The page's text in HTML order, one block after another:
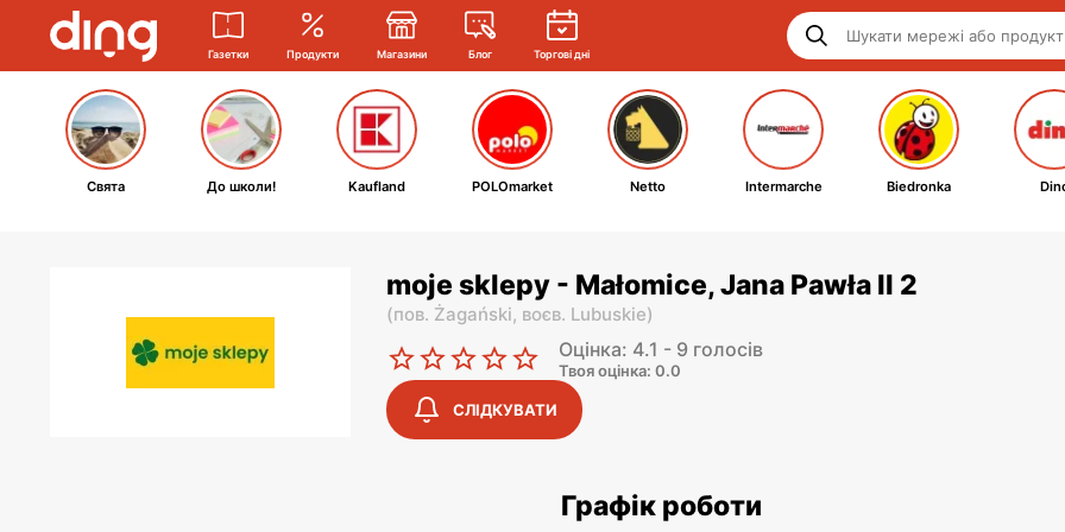
Газетки Продукти Магазини Блог Торгові дні
Свята До школи! Kaufland POLOmarket Netto Intermarche Biedronka
moje sklepy - Małomice, Jana Pawła II 2
(пов. Żagański, воєв. Lubuskie)
Оцінка: 4.1 - 9 голосів
Твоя оцінка: 0.0
СЛІДКУВАТИ
Графік роботи